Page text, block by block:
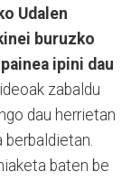
Udalen
buruzko
ipini dau
zabaldu
dau herrietan
baten be